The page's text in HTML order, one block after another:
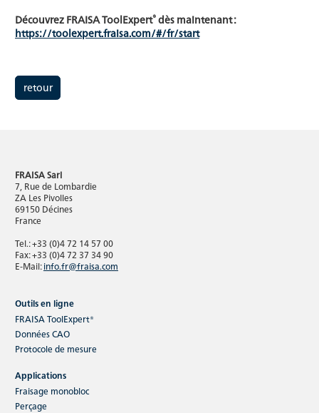
Découvrez FRAISA ToolExpert® dès maintenant :
https://toolexpert.fraisa.com/#/fr/start
retour
FRAISA Sarl
7, Rue de Lombardie
ZA Les Pivolles
69150 Décines
France
Tel.: +33 (0)4 72 14 57 00
Fax: +33 (0)4 72 37 34 90
E-Mail:info.fr@fraisa.com
Outils en ligne
FRAISA ToolExpert®
Données CAO
Protocole de mesure
Applications
Fraisage monobloc
Perçage